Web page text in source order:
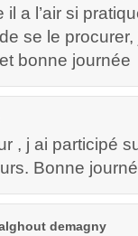
il a l’air si
se le
bonne journée
, j ai participé
Bonne
demagny